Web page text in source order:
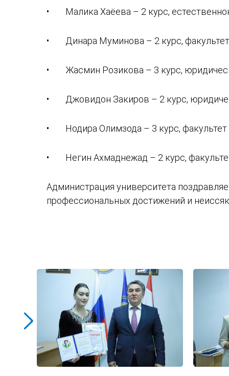
• Малика Хаёева – 2 курс,
• Динара Муминова – 2 курс, факультет
• Жасмин Розикова – 3 курс,
• Джовидон Закиров – 2 курс,
• Нодира Олимзода – 3 курс, факультет
• Негин Ахмаднежад – 2 курс,
Администрация университета
профессиональных достижений и